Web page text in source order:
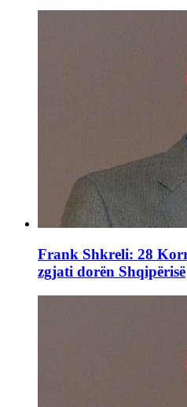
Frank Shkreli: 28
zgjati dorën Shqipërisë